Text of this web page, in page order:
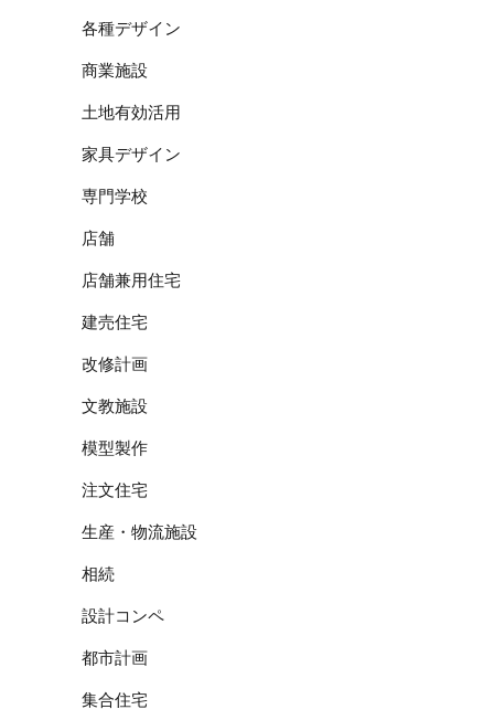
各種デザイン
商業施設
土地有効活用
家具デザイン
専門学校
店舗
店舗兼用住宅
建売住宅
改修計画
文教施設
模型製作
注文住宅
生産・物流施設
相続
設計コンペ
都市計画
集合住宅